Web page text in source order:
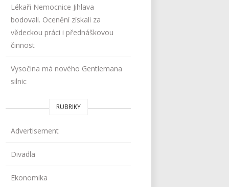
Lékaři Nemocnice Jihlava
bodovali. Ocenění získali za
vědeckou práci i přednáškovou
činnost
Vysočina má nového Gentlemana
silnic
RUBRIKY
Advertisement
Divadla
Ekonomika